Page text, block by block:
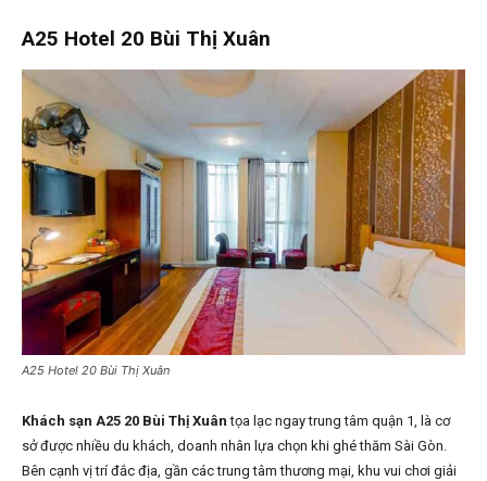
A25 Hotel 20 Bùi Thị Xuân
A25 Hotel 20 Bùi Thị Xuân
Khách sạn A25 20 Bùi Thị Xuân tọa lạc ngay trung tâm quận 1, là cơ
sở được nhiều du khách, doanh nhân lựa chọn khi ghé thăm Sài Gòn.
Bên cạnh vị trí đắc địa, gần các trung tâm thương mại, khu vui chơi giải